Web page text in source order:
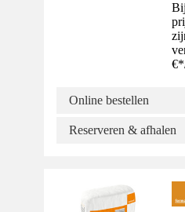
€*
Online bestellen
Reserveren & afhalen